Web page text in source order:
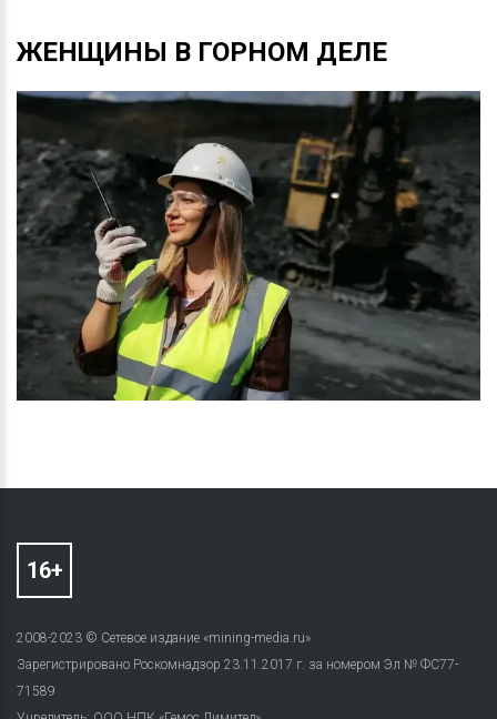
ЖЕНЩИНЫ В ГОРНОМ ДЕЛЕ
2008-2023 © Сетевое издание «mining-media.ru»
Зарегистрировано Роскомнадзор 23.11.2017 г. за номером Эл № ФС77-
71589